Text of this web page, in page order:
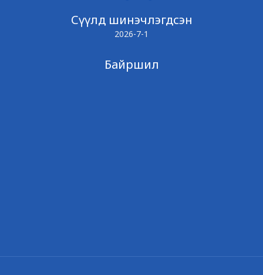
Сүүлд шинэчлэгдсэн
2026-7-1
Байршил